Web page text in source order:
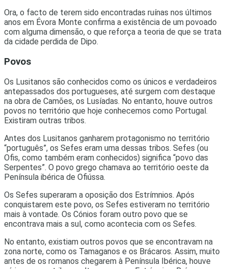
Ora, o facto de terem sido encontradas ruínas nos últimos
anos em Évora Monte confirma a existência de um povoado
com alguma dimensão, o que reforça a teoria de que se trata
da cidade perdida de Dipo.
Povos
Os Lusitanos são conhecidos como os únicos e verdadeiros
antepassados dos portugueses, até surgem com destaque
na obra de Camões, os Lusíadas. No entanto, houve outros
povos no território que hoje conhecemos como Portugal.
Existiram outras tribos.
Antes dos Lusitanos ganharem protagonismo no território
“português”, os Sefes eram uma dessas tribos. Sefes (ou
Ofis, como também eram conhecidos) significa “povo das
Serpentes”. O povo grego chamava ao território oeste da
Península ibérica de Ofiússa.
Os Sefes superaram a oposição dos Estrímnios. Após
conquistarem este povo, os Sefes estiveram no território
mais à vontade. Os Cónios foram outro povo que se
encontrava mais a sul, como acontecia com os Sefes.
No entanto, existiam outros povos que se encontravam na
zona norte, como os Tamaganos e os Brácaros. Assim, muito
antes de os romanos chegarem à Península Ibérica, houve